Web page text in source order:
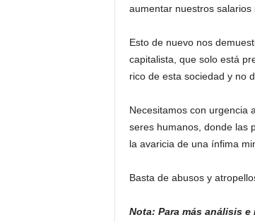
aumentar nuestros salarios
Esto de nuevo nos
capitalista, que solo está
rico de esta sociedad y no
Necesitamos con urgencia
seres humanos, donde las
la avaricia de una ínfima
Basta de abusos y
Nota: Para más análisis